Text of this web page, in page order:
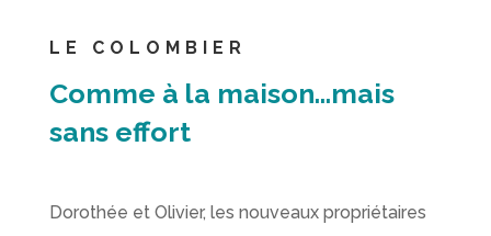
LE COLOMBIER
Comme à la maison…mais
sans effort
Dorothée et Olivier, les nouveaux propriétaires